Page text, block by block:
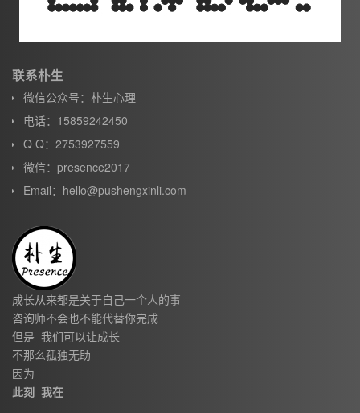
联系朴生
微信公众号：朴生心理
电话：15859242450
Q Q：2753927559
微信：presence2017
Email：hello@pushengxinli.com
成长从来都是关于自己一个人的事
咨询师不会也不能代替你完成
但是 我们可以让成长
不那么孤独无助
因为
此刻 我在